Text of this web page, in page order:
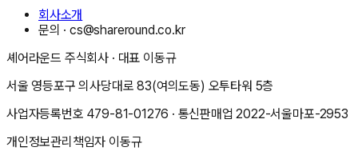
회사소개
문의 ·cs@shareround.co.kr
셰어라운드 주식회사 · 대표 이동규
서울 영등포구 의사당대로 83(여의도동) 오투타워 5층
사업자등록번호 479-81-01276 · 통신판매업2022-서울마포-2953
개인정보관리책임자 이동규